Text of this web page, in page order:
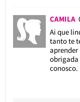
CAMILA
Ai que
tanto te
obrigada
conosco.